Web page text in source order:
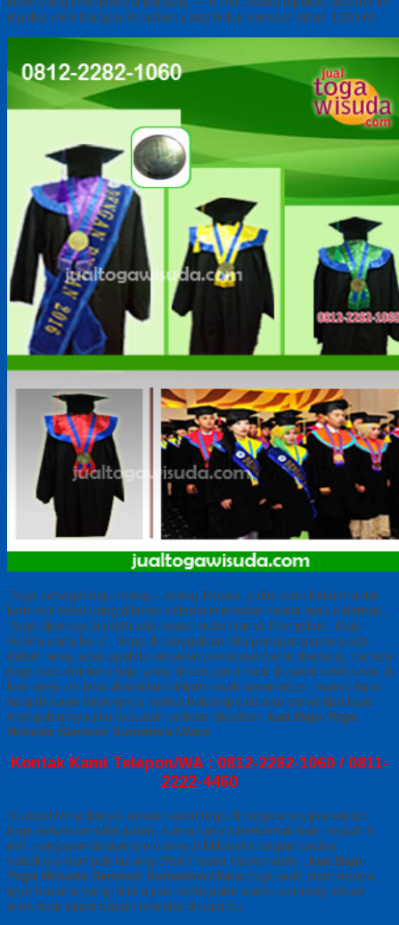
dipakai oleh bangsa Etruskan yang hidup seputar tahun 1200 M.
Toga sebagai baju orang – orang Roawi, yakni satu helai mantal
kain wol tebal yang dikenai selesai memakai cawat atau celemek.
Toga dipercayai udah ada sejak mulai Numa Pompilius, Raja
Roma yang ke-2 . Toga di tanggalkan bila penggunaannya ada
dalam area, atau apabila kerjakan pekerjaan berat diladang, namun
toga satu diantara baju yang di kira patut buat di pakai waktu ada di
luar area. Ini bisa dibuktikan dalam kisah arnarnatus ; waktu itu ia
tengah bajak ladangnya, ketika beberapa utusan senat tiba buat
mengabarinya jika ia sudah jadikan diktaktor Jual Baju Toga
Wisuda Samosir Sumatera Utara
Kontak Kami Telepon/WA : 0812-2282-1060 / 0811-
2222-4460
Di abad tersedianya awalan awal toga di negaranya jika wujud
toga belum bersifat jubah, cuma hanya berbentuk kain sejauh 6
mtr. yang pemakaiannya cuma di lilitkan ke bagian badan
sekalinya nampak kurang efektif serta fashionable, Jual Baju
Toga Wisuda Samosir Sumatera Utara toga ialah diantaranya
type busana yang di kira pas serta patut waktu seorang keluar
area buat tutupi badan mereka di saat itu.